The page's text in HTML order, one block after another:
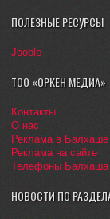
ПОЛЕЗНЫЕ РЕСУРСЫ
Jooble
ТОО «ОРКЕН МЕДИА»
Контакты
О нас
Реклама в Балхаше
Реклама на сайте
Телефоны Балхаша
НОВОСТИ ПО